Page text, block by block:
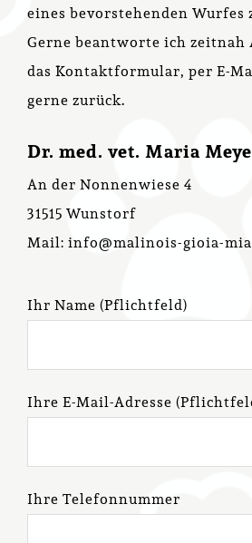
eines bevorstehenden Wurfes
Gerne beantworte ich zeitnah
das Kontaktformular, per E-
gerne zurück.
Dr. med. vet. Maria
An der Nonnenwiese 4
31515 Wunstorf
Mail: info@malinois-gioia-
Ihr Name (Pflichtfeld)
Ihre E-Mail-Adresse
Ihre Telefonnummer